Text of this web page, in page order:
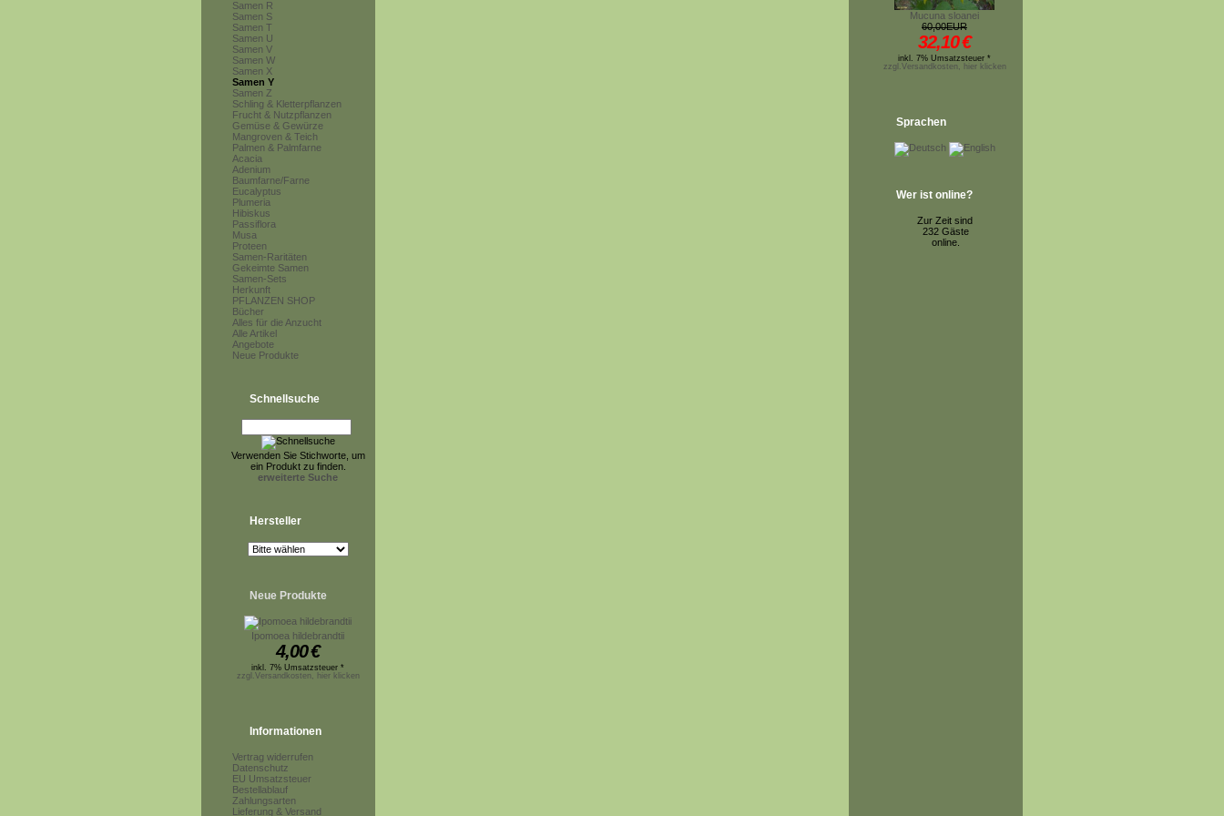
Samen R
Samen S
Samen T
Samen U
Samen V
Samen W
Samen X
Samen Y
Samen Z
Schling & Kletterpflanzen
Frucht & Nutzpflanzen
Gemüse & Gewürze
Mangroven & Teich
Palmen & Palmfarne
Acacia
Adenium
Baumfarne/Farne
Eucalyptus
Plumeria
Hibiskus
Passiflora
Musa
Proteen
Samen-Raritäten
Gekeimte Samen
Samen-Sets
Herkunft
PFLANZEN SHOP
Bücher
Alles für die Anzucht
Alle Artikel
Angebote
Neue Produkte
Schnellsuche
Verwenden Sie Stichworte, um
ein Produkt zu finden.
erweiterte Suche
Hersteller
Neue Produkte
Ipomoea hildebrandtii
4,00€
inkl. 7% Umsatzsteuer *
zzgl.Versandkosten, hier klicken
Informationen
Vertrag widerrufen
Datenschutz
EU Umsatzsteuer
Bestellablauf
Zahlungsarten
Lieferung & Versand
Mucuna sloanei
60,00EUR
32,10€
inkl. 7% Umsatzsteuer *
zzgl.Versandkosten, hier klicken
Sprachen
Wer ist online?
Zur Zeit sind
232 Gäste
online.